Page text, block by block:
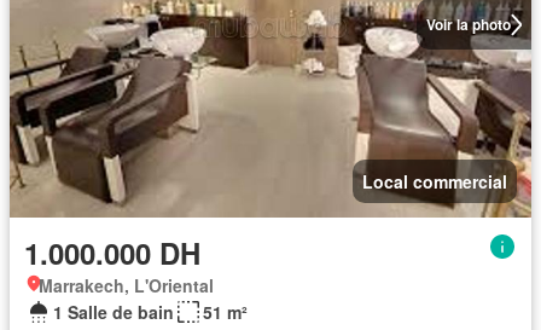
Voir la photo
Local commercial
1.000.000 DH
Marrakech, L'Oriental
1 Salle de bain
51 m²